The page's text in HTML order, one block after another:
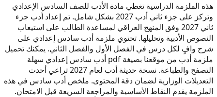
هذه الملزمة الدراسية تغطي مادة الأدب للصف السادس الإعدادي
وتركز على جزء ثاني أدب 2027 بشكل شامل. تم إعداد أدب جزء
ثاني 2027 وفق المنهج العراقي لمساعدة الطالب على استيعاب
النصوص الأدبية وتحليلها. تحتوي ملزمة أدب سادس إعدادي على
شرح وافٍ لكل درس في الفصل الأول والفصل الثاني. يمكنك تحميل
ملزمة أدب من موقعنا بصيغة pdf أدب سادس إعدادي سهلة
التصفح والطباعة. نسخة حديثة أدب لعام 2027 تراعي أحدث
التعديلات الوزارية لضمان دقة المحتوى. ملخص أدب سادس في هذه
الملزمة يقدم النقاط الأساسية والمراجعة السريعة قبل الامتحان.